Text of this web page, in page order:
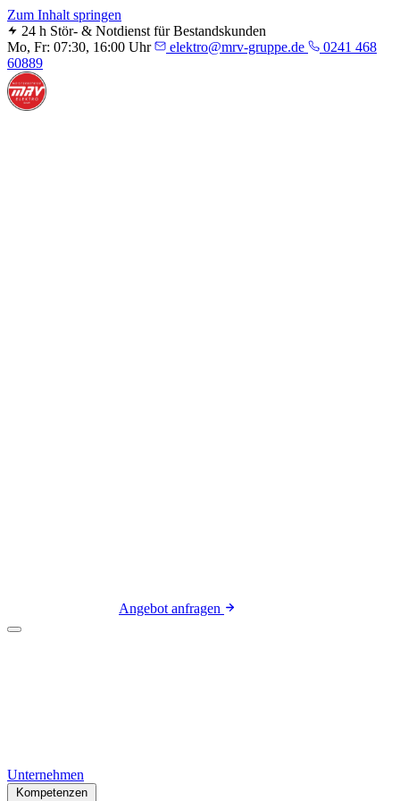
Zum Inhalt springen
24 h Stör- & Notdienst für Bestandskunden
Mo, Fr: 07:30, 16:00 Uhr
elektro@mrv-gruppe.de
0241 468
60889
Angebot anfragen
Unternehmen